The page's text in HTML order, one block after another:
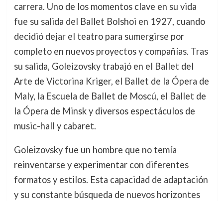
carrera. Uno de los momentos clave en su vida
fue su salida del Ballet Bolshoi en 1927, cuando
decidió dejar el teatro para sumergirse por
completo en nuevos proyectos y compañías. Tras
su salida, Goleizovsky trabajó en el Ballet del
Arte de Victorina Kriger, el Ballet de la Ópera de
Maly, la Escuela de Ballet de Moscú, el Ballet de
la Ópera de Minsk y diversos espectáculos de
music-hall y cabaret.
Goleizovsky fue un hombre que no temía
reinventarse y experimentar con diferentes
formatos y estilos. Esta capacidad de adaptación
y su constante búsqueda de nuevos horizontes